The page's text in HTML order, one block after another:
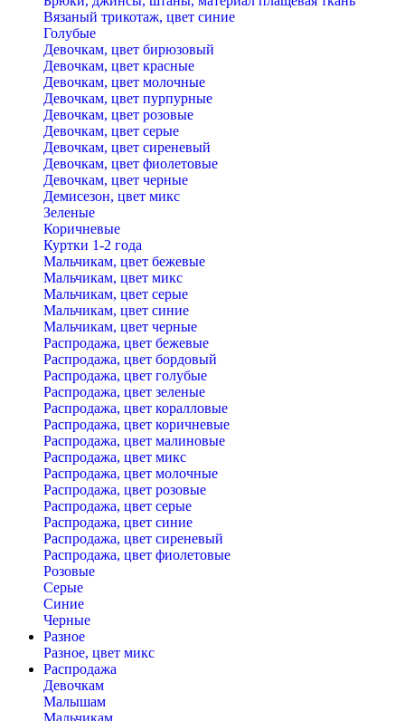
Вязаный трикотаж, цвет синие
Голубые
Девочкам, цвет бирюзовый
Девочкам, цвет красные
Девочкам, цвет молочные
Девочкам, цвет пурпурные
Девочкам, цвет розовые
Девочкам, цвет серые
Девочкам, цвет сиреневый
Девочкам, цвет фиолетовые
Девочкам, цвет черные
Демисезон, цвет микс
Зеленые
Коричневые
Куртки 1-2 года
Мальчикам, цвет бежевые
Мальчикам, цвет микс
Мальчикам, цвет серые
Мальчикам, цвет синие
Мальчикам, цвет черные
Распродажа, цвет бежевые
Распродажа, цвет бордовый
Распродажа, цвет голубые
Распродажа, цвет зеленые
Распродажа, цвет коралловые
Распродажа, цвет коричневые
Распродажа, цвет малиновые
Распродажа, цвет микс
Распродажа, цвет молочные
Распродажа, цвет розовые
Распродажа, цвет серые
Распродажа, цвет синие
Распродажа, цвет сиреневый
Распродажа, цвет фиолетовые
Розовые
Серые
Синие
Черные
Разное
Разное, цвет микс
Распродажа
Девочкам
Малышам
Мальчикам